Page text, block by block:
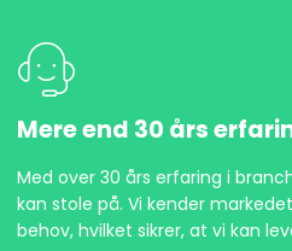
Mere end 30 års
Med over 30 års erfaring i
kan stole på. Vi kender
behov, hvilket sikrer, at vi kan